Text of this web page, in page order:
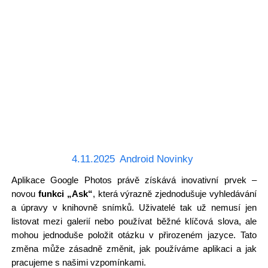
4.11.2025 Android Novinky
Aplikace Google Photos právě získává inovativní prvek –
novou funkci „Ask“, která výrazně zjednodušuje vyhledávání
a úpravy v knihovně snímků. Uživatelé tak už nemusí jen
listovat mezi galerií nebo používat běžné klíčová slova, ale
mohou jednoduše položit otázku v přirozeném jazyce. Tato
změna může zásadně změnit, jak používáme aplikaci a jak
pracujeme s našimi vzpomínkami.